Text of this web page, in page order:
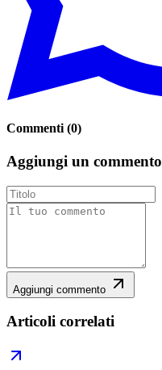
Commenti (0)
Aggiungi un commento
Aggiungi commento
Articoli correlati